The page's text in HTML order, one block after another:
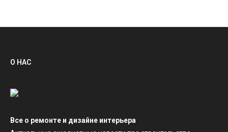
О НАС
Все о ремонте и дизайне интерьера